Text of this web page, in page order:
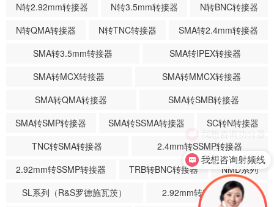
N转2.92mm转接器
N转3.5mm转接器
N转BNC转接器
N转QMA转接器
N转TNC转接器
SMA转2.4mm转接器
SMA转3.5mm转接器
SMA转IPEX转接器
SMA转MCX转接器
SMA转MMCX转接器
SMA转QMA转接器
SMA转SMB转接器
SMA转SMP转接器
SMA转SSMA转接器
SC转N转接器
TNC转SMA转接器
2.4mm转SSMP转接器
2.92mm转SSMP转接器
TRB转BNC转接器
NMD系列
SL系列（R&S罗德施瓦茨）
2.92mm转SSMA转接器
我想咨询射频线